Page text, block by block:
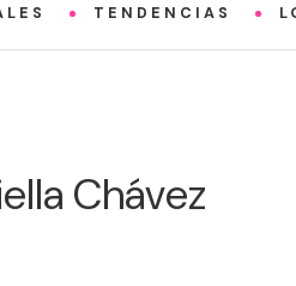
TENDENCIAS
Chávez